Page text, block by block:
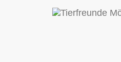
Kontakt